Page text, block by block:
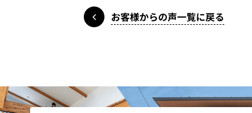
お客様からの声一覧に戻る